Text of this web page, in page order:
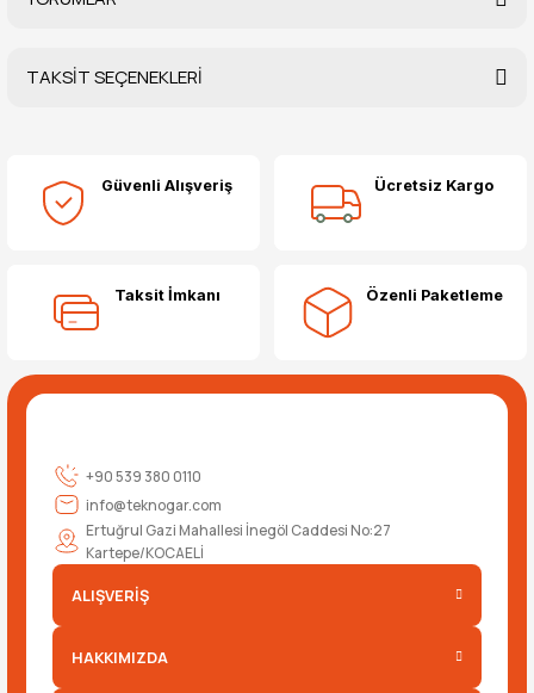
Yorum Yaz
TAKSİT SEÇENEKLERİ
Güvenli Alışveriş Ücretsiz Kargo
Taksit İmkanı Özenli Paketleme
+90 539 380 0110
info@teknogar.com
Ertuğrul Gazi Mahallesi İnegöl Caddesi No:27
Kartepe/KOCAELİ
ALIŞVERİŞ
HAKKIMIZDA